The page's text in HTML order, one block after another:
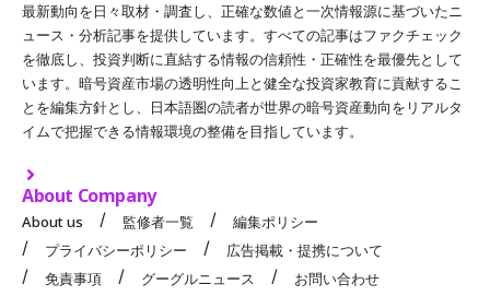
最新動向を日々取材・調査し、正確な数値と一次情報源に基づいたニ
ュース・分析記事を提供しています。すべての記事はファクチェック
を徹底し、投資判断に直結する情報の信頼性・正確性を最優先として
います。暗号資産市場の透明性向上と健全な投資家教育に貢献するこ
とを編集方針とし、日本語圏の読者が世界の暗号資産動向をリアルタ
イムで把握できる情報環境の整備を目指しています。
About Company
About us 監修者一覧
編集ポリシー
プライバシーポリシー
広告掲載・提携について
免責事項
グーグルニュース お問い合わせ